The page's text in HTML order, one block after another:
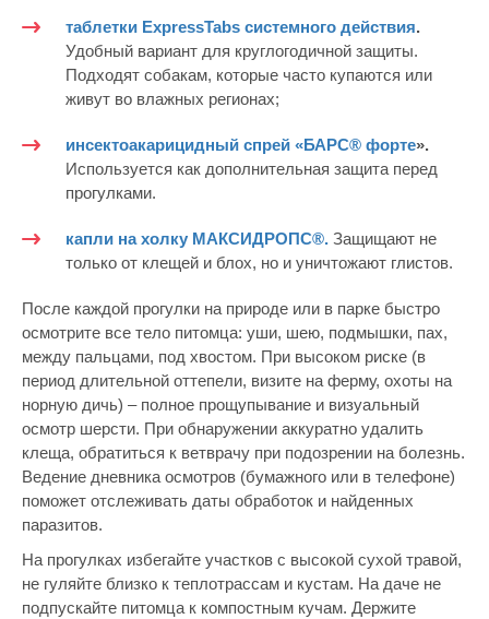
таблетки ExpressTabs системного действия.
Удобный вариант для круглогодичной защиты.
Подходят собакам, которые часто купаются или
живут во влажных регионах;
инсектоакарицидный спрей «БАРС® форте».
Используется как дополнительная защита перед
прогулками.
капли на холку МАКСИДРОПС®. Защищают не
только от клещей и блох, но и уничтожают глистов.
После каждой прогулки на природе или в парке быстро
осмотрите все тело питомца: уши, шею, подмышки, пах,
между пальцами, под хвостом. При высоком риске (в
период длительной оттепели, визите на ферму, охоты на
норную дичь) – полное прощупывание и визуальный
осмотр шерсти. При обнаружении аккуратно удалить
клеща, обратиться к ветврачу при подозрении на болезнь.
Ведение дневника осмотров (бумажного или в телефоне)
поможет отслеживать даты обработок и найденных
паразитов.
На прогулках избегайте участков с высокой сухой травой,
не гуляйте близко к теплотрассам и кустам. На даче не
подпускайте питомца к компостным кучам. Держите